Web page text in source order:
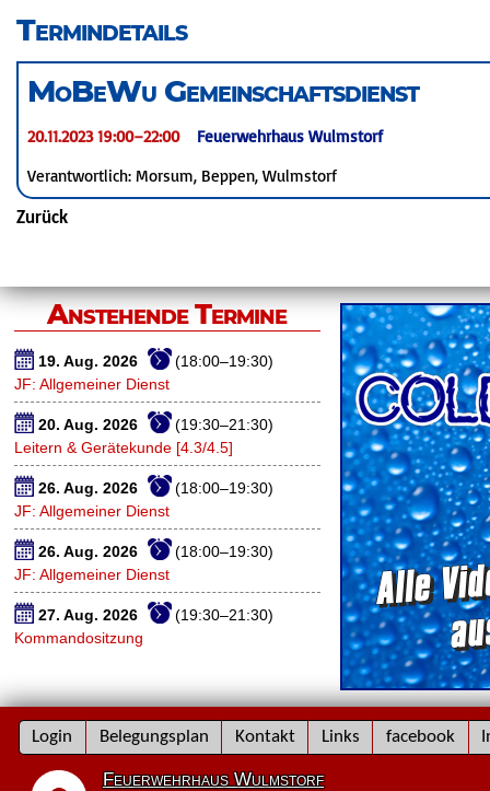
Termindetails
MoBeWu Gemeinschaftsdienst
20.11.2023 19:00–22:00
Feuerwehrhaus Wulmstorf
Verantwortlich: Morsum, Beppen, Wulmstorf
Zurück
Anstehende Termine
19. Aug. 2026
(18:00–19:30)
JF: Allgemeiner Dienst
20. Aug. 2026
(19:30–21:30)
Leitern & Gerätekunde [4.3/4.5]
26. Aug. 2026
(18:00–19:30)
JF: Allgemeiner Dienst
26. Aug. 2026
(18:00–19:30)
JF: Allgemeiner Dienst
27. Aug. 2026
(19:30–21:30)
Kommandositzung
Navigation
überspringen
Login Belegungsplan Kontakt Links facebook
Feuerwehrhaus Wulmstorf